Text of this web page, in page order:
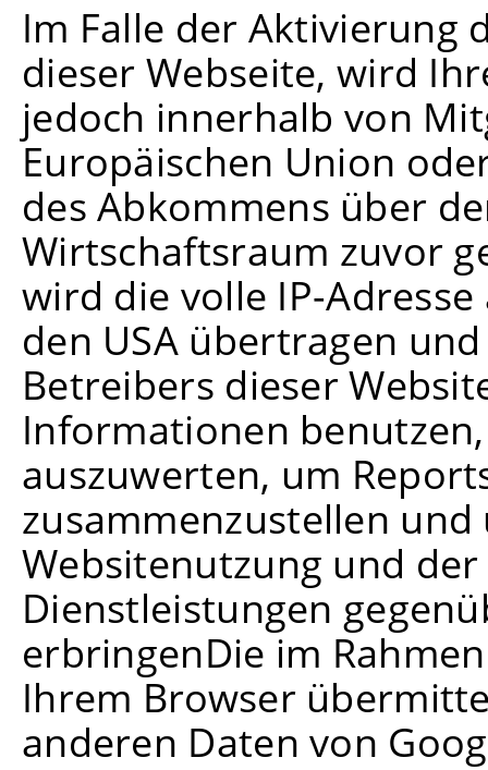
Im Falle der Aktivierung
dieser Webseite, wird
jedoch innerhalb von
Europäischen Union
des Abkommens über
Wirtschaftsraum zuvor
wird die volle IP-
den USA übertragen
Betreibers dieser
Informationen
auszuwerten, um
zusammenzustellen
Websitenutzung und
Dienstleistungen
erbringenDie im
Ihrem Browser
anderen Daten von